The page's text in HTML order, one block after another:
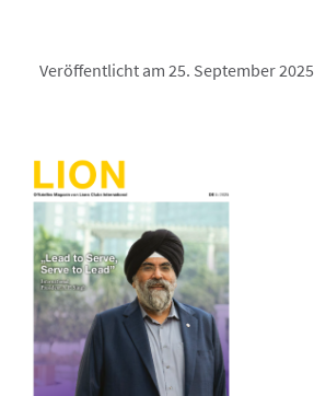
Veröffentlicht am 25. September 2025